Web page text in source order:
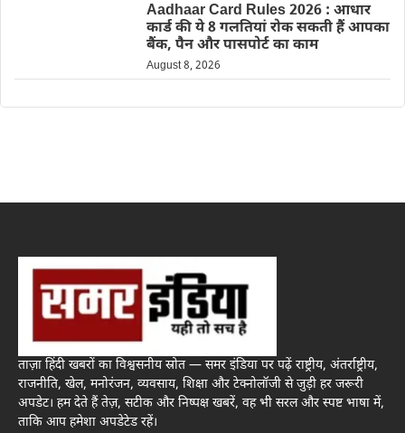
Aadhaar Card Rules 2026 : आधार
कार्ड की ये 8 गलतियां रोक सकती हैं आपका
बैंक, पैन और पासपोर्ट का काम
August 8, 2026
ताज़ा हिंदी खबरों का विश्वसनीय स्रोत — समर इंडिया पर पढ़ें राष्ट्रीय, अंतर्राष्ट्रीय,
राजनीति, खेल, मनोरंजन, व्यवसाय, शिक्षा और टेक्नोलॉजी से जुड़ी हर जरूरी
अपडेट। हम देते हैं तेज़, सटीक और निष्पक्ष खबरें, वह भी सरल और स्पष्ट भाषा में,
ताकि आप हमेशा अपडेटेड रहें।